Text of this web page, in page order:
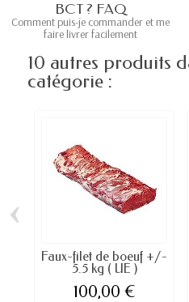
BCT ? FAQ
Comment puis-je commander et me
faire livrer facilement
10 autres produits
catégorie :
Faux-filet de boeuf +/-
5.5 kg ( UE )
100,00 €
‹